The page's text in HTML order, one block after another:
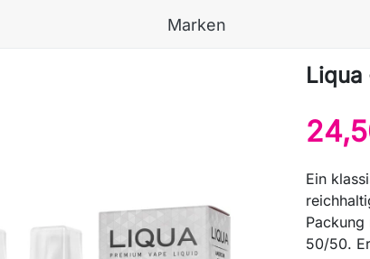
Marken
Liqua
Ein
Packung
50/50.